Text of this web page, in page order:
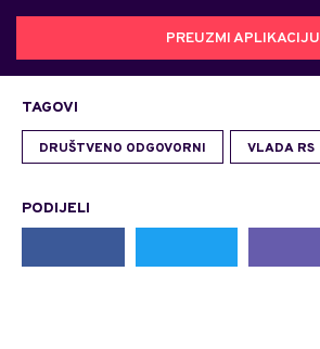
PREUZMI APLIKACIJU
TAGOVI
DRUŠTVENO ODGOVORNI VLADA RS
PODIJELI